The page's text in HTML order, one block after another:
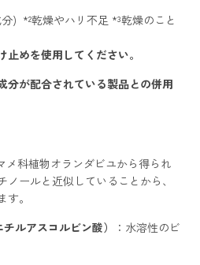
) *²乾燥やハリ不足 *³乾燥のこと
めを使用してください。
分が配合されている製品との併用
メ科植物オランダビユから得られ
ールと近似していることから、
。
ルアスコルビン酸）
：水溶性のビ